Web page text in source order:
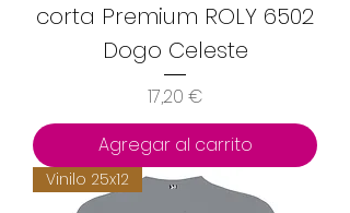
corta Premium ROLY 6502
Dogo Celeste
Precio
17,20 €
Agregar al carrito
Vinilo 25x12